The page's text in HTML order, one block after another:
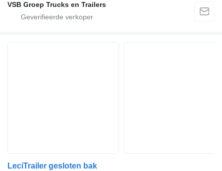
VSB Groep Trucks en Trailers
LeciTrailer gesloten bak